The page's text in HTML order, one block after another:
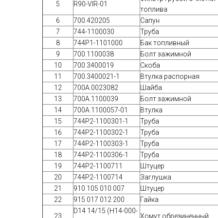
5 R90-VIR-01
топлива
6 700.420205 Сапун
7
744-1100030 Труба
8
744Р1-1101000 Бак топливный
9
700.1100038 Болт зажимной
10
700.3400019 Скоба
11
700.3400021-1 Втулка распорная
12
700А.0023082 Шайба
13
700А.1100039 Болт зажимной
14
700А.1100057-01 Втулка
15
744Р2-1100301-1 Труба
16
744Р2-1100302-1 Труба
17
744Р2-1100303-1 Труба
18
744Р2-1100306-1 Труба
19
744Р2-1100711 Штуцер
20
744Р2-1100714 Заглушка
21
910 105 010 007 Штуцер
22
915 017 012 200 Гайка
23
D14 14/15 (H14-000-
Хомут обрезиненный